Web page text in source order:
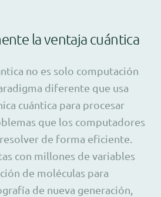
la ventaja cuántica
no es solo computación
diferente que usa
cuántica para procesar
que los computadores
de forma eficiente.
con millones de variables
de moléculas para
de nueva generación,